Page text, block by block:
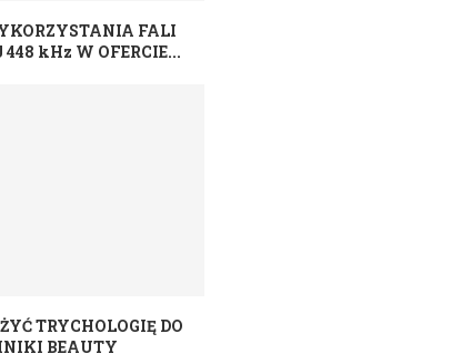
FALI
kHz W OFERCIE...
TRYCHOLOGIĘ DO
BEAUTY